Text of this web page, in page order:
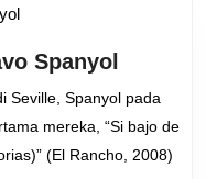
Spanyol
Band
Pony
Bravo
Spanyol
Seville, Spanyol pada
mereka, “Si bajo de
(El Rancho, 2008)